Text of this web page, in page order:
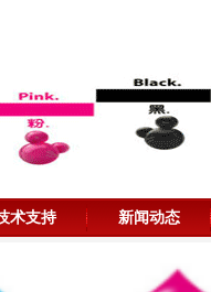
术支持 新闻动态